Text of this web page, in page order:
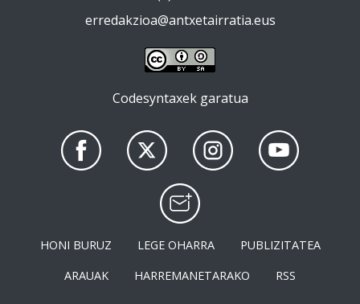
erredakzioa@antxetairratia.eus
Codesyntaxek garatua
HONI BURUZ LEGE OHARRA
PUBLIZITATEA
ARAUAK
HARREMANETARAKO RSS